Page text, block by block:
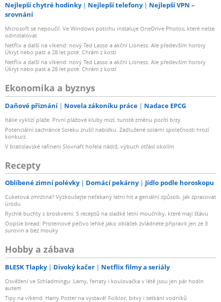
Nejlepší chytré hodinky Nejlepší telefony
Nejlepší VPN –
srovnání
Microsoft se nepoučil. Ve Windows potichu instaluje OneDrive Photos, které nelze
odinstalovat
Netflix a další na víkend: nový Ted Lasso a akční Lioness. Ale především horory
Úkryt nebo past a 28 let poté: Chrám z kostí
Netflix a další na víkend: nový Ted Lasso a akční Lioness. Ale především horory
Úkryt nebo past a 28 let poté: Chrám z kostí
Ekonomika a byznys
Daňové přiznání Novela zákoníku práce Nadace EPCG
Itálie vyklízí pláže. První plážové kluby mizí, turisté změnu pocítí brzy
Potenciální zachránce Soleku zrušil nabídku. Zadlužené solární společnosti hrozí
konkurz
V bratislavské rafinerii Slovnaft hořela nádrž, výbuch otřásl okolím
Recepty
Oblíbené zimní polévky Domácí pekárny Jídlo podle horoskopu
Cuketová zmrzlina? Vyzkoušejte nečekaný letní hit a geniální způsob, jak zpracovat
úrodu
Rychlé buchty s broskvemi: 5 receptů na sladké letní moučníky, které mají šťávu
Oopsie bread: Proteinové pečivo lehké jako obláček zvládnete připravit jen ze 3
surovin a bez mouky
Hobby a zábava
BLESK Tlapky Divoký kačer Netflix filmy a seriály
Osvěžení ve Schladmingu: Lamy, ferraty i koulovačka v létě jsou jen pár hodin
autem
Tipy na víkend: Harry Potter na výstavě! Folklor, bitvy i setkání vodníků